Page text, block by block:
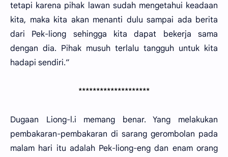
tetapi karena pihak lawan sudah mengetahui keadaan
kita, maka kita akan menanti dulu sampai ada berita
dari Pek-liong sehingga kita dapat bekerja sama
dengan dia. Pihak musuh terlalu tangguh untuk kita
hadapi sendiri.”
********************
Dugaan Liong-l.i memang benar. Yang melakukan
pembakaran-pembakaran di sarang gerombolan pada
malam hari itu adalah Pek-liong-eng dan enam orang